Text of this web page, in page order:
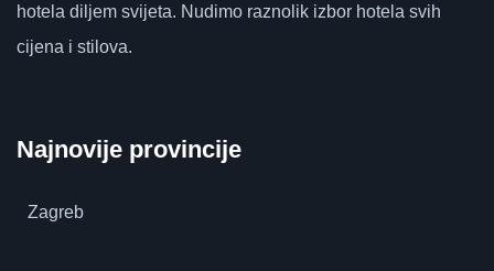
hotela diljem svijeta. Nudimo raznolik izbor hotela svih
cijena i stilova.
Najnovije provincije
Zagreb